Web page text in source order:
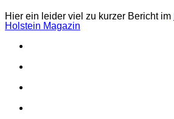
Hier ein leider viel zu kurzer Bericht im
Holstein Magazin